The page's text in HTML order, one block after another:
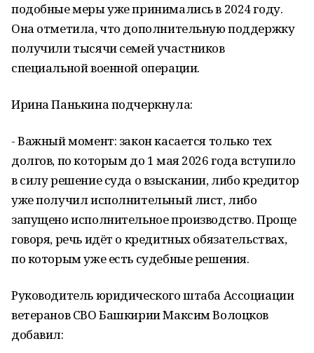
подобные меры уже принимались в 2024 году.
Она отметила, что дополнительную поддержку
получили тысячи семей участников
специальной военной операции.
Ирина Панькина подчеркнула:
- Важный момент: закон касается только тех
долгов, по которым до 1 мая 2026 года вступило
в силу решение суда о взыскании, либо кредитор
уже получил исполнительный лист, либо
запущено исполнительное производство. Проще
говоря, речь идёт о кредитных обязательствах,
по которым уже есть судебные решения.
Руководитель юридического штаба Ассоциации
ветеранов СВО Башкирии Максим Волоцков
добавил: